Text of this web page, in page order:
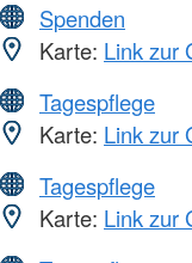
Spenden
Karte: Link zur
Tagespflege
Karte: Link zur
Tagespflege
Karte: Link zur